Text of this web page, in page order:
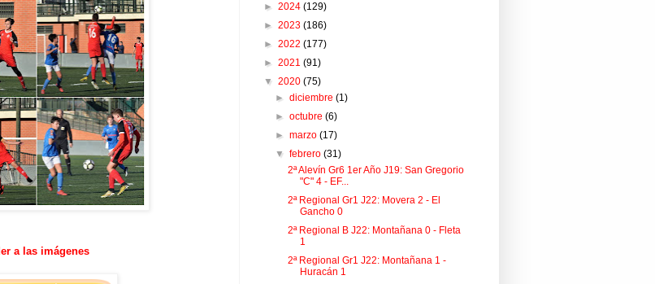
a las imágenes
► 2024 (129)
► 2023 (186)
► 2022 (177)
► 2021 (91)
▼ 2020 (75)
►diciembre(1)
►octubre(6)
►marzo(17)
▼febrero(31)
2ª Alevín Gr6 1er Año J19: San Gregorio
"C" 4 - EF...
2ª Regional Gr1 J22: Movera 2 - El
Gancho 0
2ª Regional B J22: Montañana 0 - Fleta
1
2ª Regional Gr1 J22: Montañana 1 -
Huracán 1